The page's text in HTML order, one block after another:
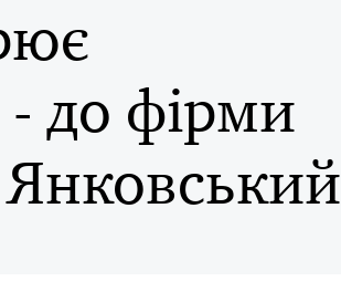
до фірми